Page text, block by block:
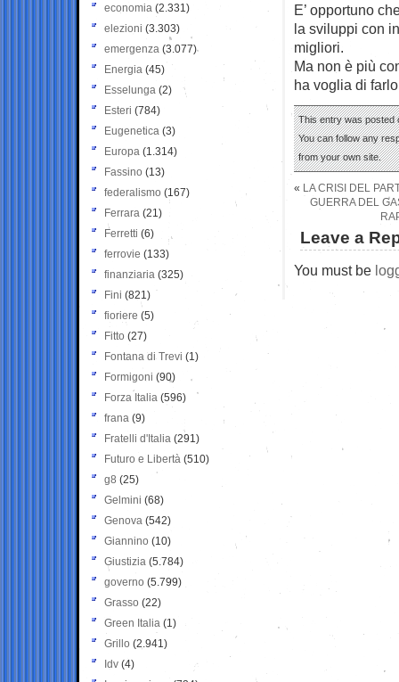
E’ opportuno
la sviluppi con
migliori.
Ma non è più
ha voglia di
This entry was posted
You can follow any
from your own site.
« LA CRISI DEL
GUERRA DEL
Leave a
You must be
economia (2.331)
elezioni (3.303)
emergenza (3.077)
Energia (45)
Esselunga (2)
Esteri (784)
Eugenetica (3)
Europa (1.314)
Fassino (13)
federalismo (167)
Ferrara (21)
Ferretti (6)
ferrovie (133)
finanziaria (325)
Fini (821)
fioriere (5)
Fitto (27)
Fontana di Trevi (1)
Formigoni (90)
Forza Italia (596)
frana (9)
Fratelli d'Italia (291)
Futuro e Libertà (510)
g8 (25)
Gelmini (68)
Genova (542)
Giannino (10)
Giustizia (5.784)
governo (5.799)
Grasso (22)
Green Italia (1)
Grillo (2.941)
Idv (4)